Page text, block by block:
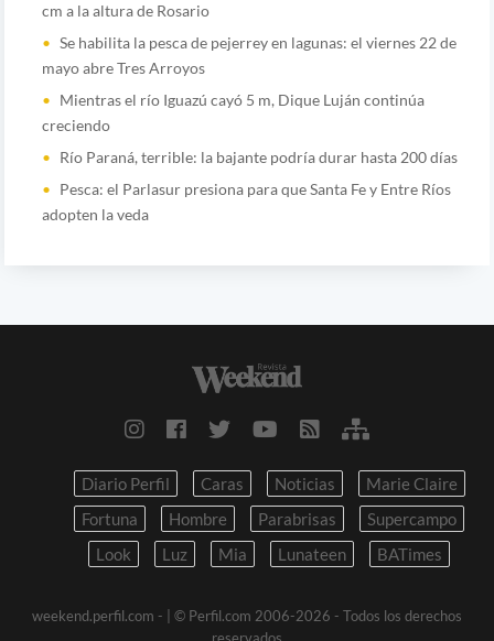
cm a la altura de Rosario
Se habilita la pesca de pejerrey en lagunas: el viernes 22 de
mayo abre Tres Arroyos
Mientras el río Iguazú cayó 5 m, Dique Luján continúa
creciendo
Río Paraná, terrible: la bajante podría durar hasta 200 días
Pesca: el Parlasur presiona para que Santa Fe y Entre Ríos
adopten la veda
Diario Perfil Caras Noticias
Marie Claire
Fortuna
Hombre Parabrisas
Supercampo
Look
Luz Mia Lunateen BATimes
weekend.perfil.com -
| © Perfil.com 2006-2026 - Todos los derechos